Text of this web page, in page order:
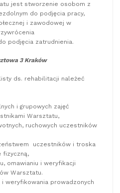
jest stworzenie osobom z
do podjęcia pracy,
i zawodowej w
podjęcia zatrudnienia.
3 Kraków
ds. rehabilitacji należeć
i grupowych zajęć
Warsztatu,
ruchowych uczestników
uczestników i troska
fizyczną,
omawianiu i weryfikacji
Warsztatu.
weryfikowania prowadzonych